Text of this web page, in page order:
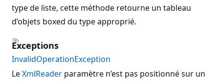
type de liste, cette méthode retourne un tableau
d’objets boxed du type approprié.
Exceptions
InvalidOperationException
LeXmlReader paramètre n’est pas positionné sur un